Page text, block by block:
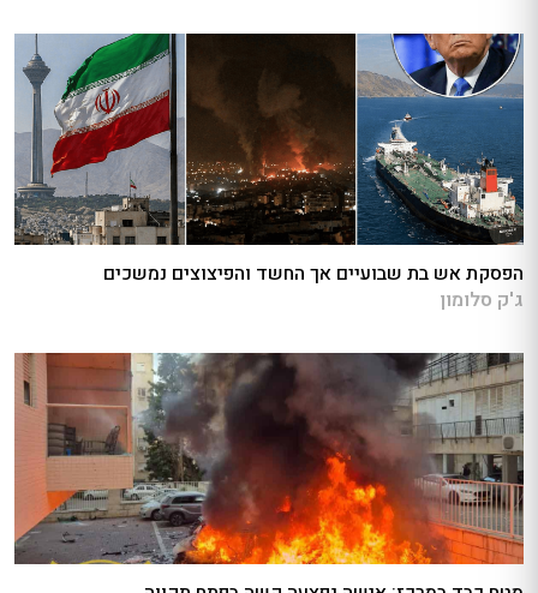
הפסקת אש בת שבועיים אך החשד והפיצוצים נמשכים
ג'ק סלומון